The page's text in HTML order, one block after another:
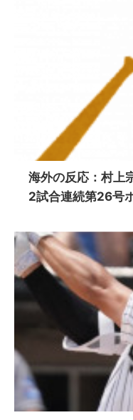
海外の反応：村上
2試合連続第26号